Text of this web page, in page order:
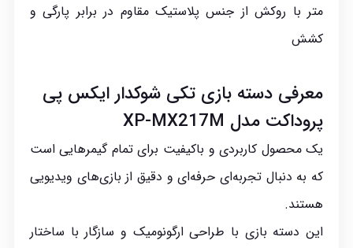
متر با روکش از جنس پلاستیک مقاوم در برابر پارگی و
کشش
معرفی دسته بازی تکی شوکدار ایکس پی
پروداکت مدل XP-MX217M
یک محصول کاربردی و باکیفیت برای تمام گیمرهایی است
که به دنبال تجربه‌ای حرفه‌ای و دقیق از بازی‌های ویدیویی
هستند.
این دسته بازی با طراحی ارگونومیک و سازگار با ساختار